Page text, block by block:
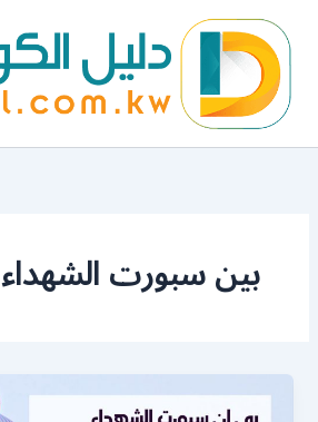
المحتوى
بين سبورت الشهداء